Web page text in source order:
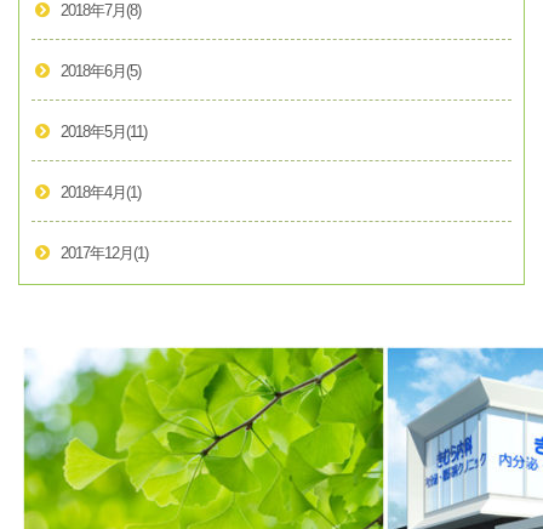
2018年7月 (8)
2018年6月 (5)
2018年5月 (11)
2018年4月 (1)
2017年12月 (1)